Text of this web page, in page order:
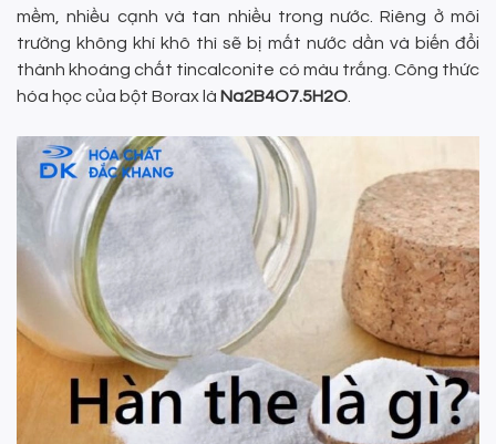
mềm, nhiều cạnh và tan nhiều trong nước. Riêng ở môi
trường không khí khô thì sẽ bị mất nước dần và biến đổi
thành khoáng chất tincalconite có màu trắng. Công thức
hóa học của bột Borax là Na2B4O7.5H2O